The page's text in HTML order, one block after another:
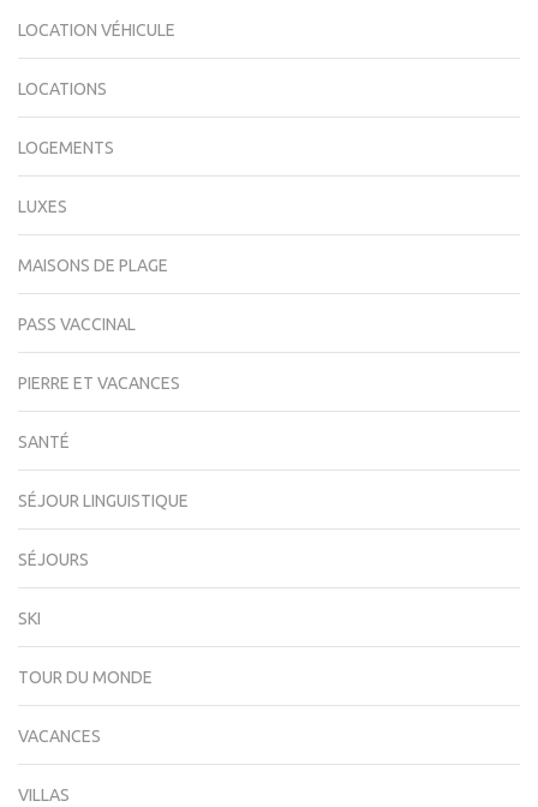
LOCATION VÉHICULE
LOCATIONS
LOGEMENTS
LUXES
MAISONS DE PLAGE
PASS VACCINAL
PIERRE ET VACANCES
SANTÉ
SÉJOUR LINGUISTIQUE
SÉJOURS
SKI
TOUR DU MONDE
VACANCES
VILLAS